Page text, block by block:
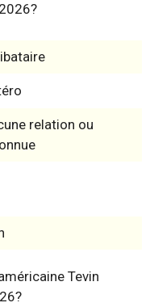
relation ou
Tevin